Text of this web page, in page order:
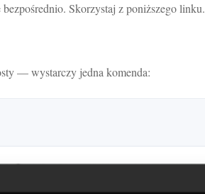
Skorzystaj z poniższego linku.
— wystarczy jedna komenda: